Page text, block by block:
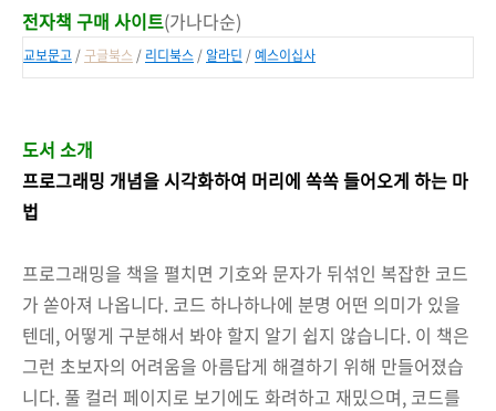
전자책 구매 사이트(가나다순)
교보문고 /구글북스 / 리디북스 /알라딘 /예스이십사
도서 소개
프로그래밍 개념을 시각화하여 머리에 쏙쏙 들어오게 하는 마
법
프로그래밍을 책을 펼치면 기호와 문자가 뒤섞인 복잡한 코드
가 쏟아져 나옵니다. 코드 하나하나에 분명 어떤 의미가 있을
텐데, 어떻게 구분해서 봐야 할지 알기 쉽지 않습니다. 이 책은
그런 초보자의 어려움을 아름답게 해결하기 위해 만들어졌습
니다. 풀 컬러 페이지로 보기에도 화려하고 재밌으며, 코드를